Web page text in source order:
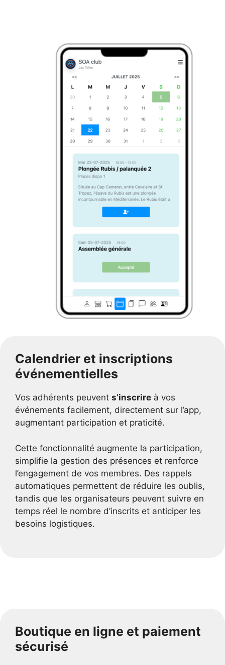
Calendrier et inscriptions
événementielles
Vos adhérents peuvent s’inscrire à vos
événements facilement, directement sur l’app,
augmentant participation et praticité.
Cette fonctionnalité augmente la participation,
simplifie la gestion des présences et renforce
l’engagement de vos membres. Des rappels
automatiques permettent de réduire les oublis,
tandis que les organisateurs peuvent suivre en
temps réel le nombre d’inscrits et anticiper les
besoins logistiques.
Boutique en ligne et paiement
sécurisé